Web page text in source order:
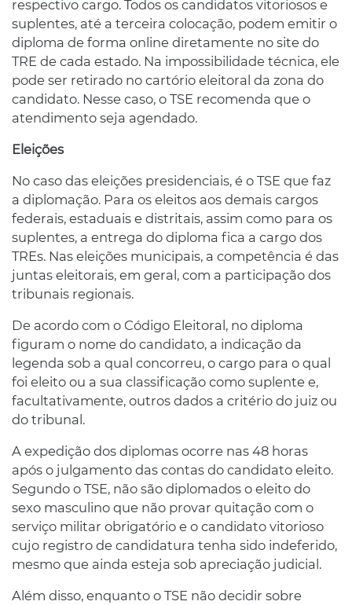
respectivo cargo. Todos os candidatos vitoriosos e
suplentes, até a terceira colocação, podem emitir o
diploma de forma online diretamente no site do
TRE de cada estado. Na impossibilidade técnica, ele
pode ser retirado no cartório eleitoral da zona do
candidato. Nesse caso, o TSE recomenda que o
atendimento seja agendado.
Eleições
No caso das eleições presidenciais, é o TSE que faz
a diplomação. Para os eleitos aos demais cargos
federais, estaduais e distritais, assim como para os
suplentes, a entrega do diploma fica a cargo dos
TREs. Nas eleições municipais, a competência é das
juntas eleitorais, em geral, com a participação dos
tribunais regionais.
De acordo com o Código Eleitoral, no diploma
figuram o nome do candidato, a indicação da
legenda sob a qual concorreu, o cargo para o qual
foi eleito ou a sua classificação como suplente e,
facultativamente, outros dados a critério do juiz ou
do tribunal.
A expedição dos diplomas ocorre nas 48 horas
após o julgamento das contas do candidato eleito.
Segundo o TSE, não são diplomados o eleito do
sexo masculino que não provar quitação com o
serviço militar obrigatório e o candidato vitorioso
cujo registro de candidatura tenha sido indeferido,
mesmo que ainda esteja sob apreciação judicial.
Além disso, enquanto o TSE não decidir sobre